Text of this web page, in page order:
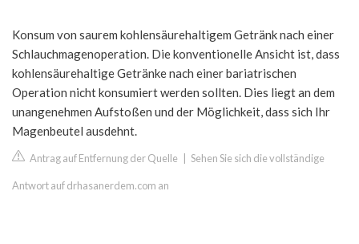
Konsum von saurem kohlensäurehaltigem Getränk nach einer
Schlauchmagenoperation. Die konventionelle Ansicht ist, dass
kohlensäurehaltige Getränke nach einer bariatrischen
Operation nicht konsumiert werden sollten. Dies liegt an dem
unangenehmen Aufstoßen und der Möglichkeit, dass sich Ihr
Magenbeutel ausdehnt.
Antrag auf Entfernung der Quelle Sehen Sie sich die vollständige
Antwort auf drhasanerdem.com an